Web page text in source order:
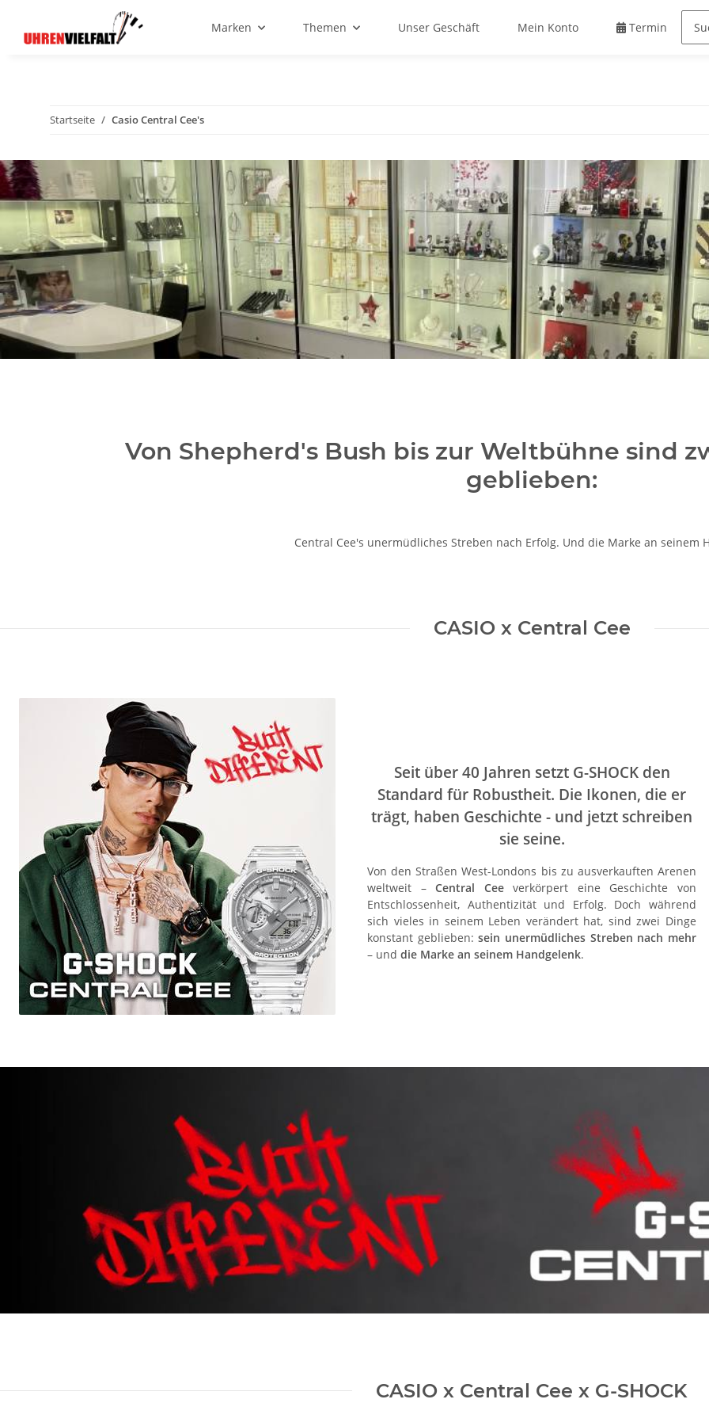
Marken Themen Unser Geschäft Mein Konto Termin
Startseite Casio Central Cee's
Von Shepherd's Bush bis zur Weltbühne sind
geblieben:
Central Cee's unermüdliches Streben nach Erfolg. Und die Marke an seinem
CASIO x Central Cee
Seit über 40 Jahren setzt G-SHOCK den
Standard für Robustheit. Die Ikonen, die er
trägt, haben Geschichte - und jetzt schreiben
sie seine.
Von den Straßen West-Londons bis zu ausverkauften Arenen
weltweit –Central Ceeverkörpert eine Geschichte von
Entschlossenheit, Authentizität und Erfolg. Doch während
sich vieles in seinem Leben verändert hat, sind zwei Dinge
konstant geblieben:sein unermüdliches Streben nach mehr
– und die Marke an seinem Handgelenk.
CASIO x Central Cee x G-SHOCK